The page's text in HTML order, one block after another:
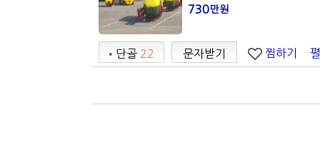
730만원
• 단골 22 문자받기 찜하기